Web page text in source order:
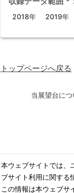
本ウェブサイトでは、
ブサイト利用に関する
この情報は本ウェブサ
2018年 2019年
トップページへ戻る
当展望台につ